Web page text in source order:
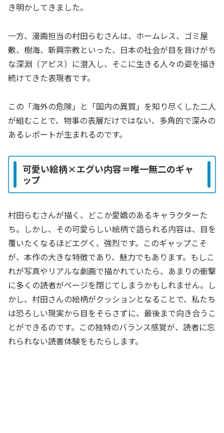
き明かしてきました。
一方、漫画担当の村田らむさんは、ホームレス、ゴミ屋
敷、樹海、新興宗教といった、日本の社会が目を背けがち
な深淵（アビス）に潜入し、そこに生きる人々の姿を描き
続けてきた表現者です。
この「海外の危険」と「国内の異質」を知り尽くした二人
が組むことで、物事の表層だけではない、多角的で深みの
あるレポートが生まれるのです。
可愛い絵柄×エグい内容＝唯一無二のギャ
ップ
村田らむさんが描く、どこか愛嬌のあるキャラクターた
ち。しかし、その可愛らしい絵柄で語られる内容は、目を
覆いたくなるほどエグく、強烈です。このギャップこそ
が、本作の大きな特徴であり、魅力でもあります。もしこ
れが写真やリアルな劇画で描かれていたら、あまりの衝撃
に多くの読者がページを閉じてしまうかもしれません。し
かし、村田さんの絵柄がクッションとなることで、私たち
は恐ろしい現実から目をそらさずに、最後まで向き合うこ
とができるのです。この独特のバランス感覚が、読者に忘
れられない読書体験をもたらします。